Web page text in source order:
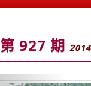
第 927 期
Previous